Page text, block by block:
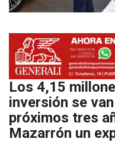
Contacto
Empresas
Los 4,15
inversión se
próximos tres
Mazarrón un